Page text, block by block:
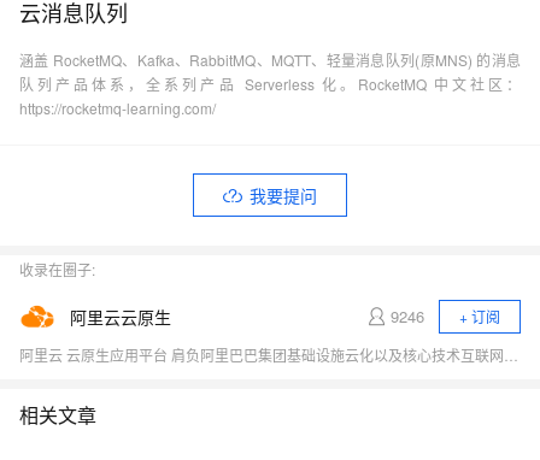
云消息队列
涵盖 RocketMQ、Kafka、RabbitMQ、MQTT、轻量消息队列(原MNS) 的消息
队列产品体系，全系列产品 Serverless 化。RocketMQ 中文社区：
https://rocketmq-learning.com/
我要提问
收录在圈子:
阿里云云原生 9246
+ 订阅
相关文章